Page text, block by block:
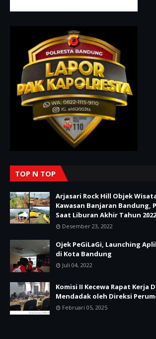
TOP N TOP
Arjasari Rock Hill Objek
Kawasan Banjaran Bandung,
Saat Liburan Akhir Tahun 2022
Desember 23, 2022
Ojek PeGiLaGi, Launching
di Kota Bandung
Juli 04, 2022
Komisi II Kecewa Rapat Kerja
Mendadak oleh Direksi
Februari 05, 2025